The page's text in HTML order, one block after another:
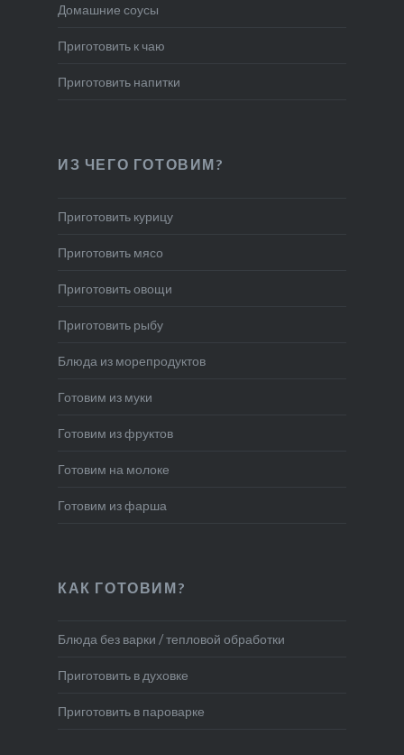
Домашние соусы
Приготовить к чаю
Приготовить напитки
ИЗ ЧЕГО ГОТОВИМ?
Приготовить курицу
Приготовить мясо
Приготовить овощи
Приготовить рыбу
Блюда из морепродуктов
Готовим из муки
Готовим из фруктов
Готовим на молоке
Готовим из фарша
КАК ГОТОВИМ?
Блюда без варки / тепловой обработки
Приготовить в духовке
Приготовить в пароварке